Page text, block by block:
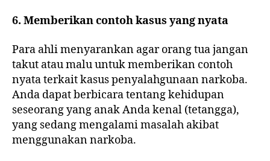
6. Memberikan contoh kasus yang nyata
Para ahli menyarankan agar orang tua jangan
takut atau malu untuk memberikan contoh
nyata terkait kasus penyalahgunaan narkoba.
Anda dapat berbicara tentang kehidupan
seseorang yang anak Anda kenal (tetangga),
yang sedang mengalami masalah akibat
menggunakan narkoba.